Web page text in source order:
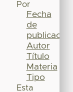
Por
Fecha
de
publicación
Autor
Título
Materia
Tipo
Esta